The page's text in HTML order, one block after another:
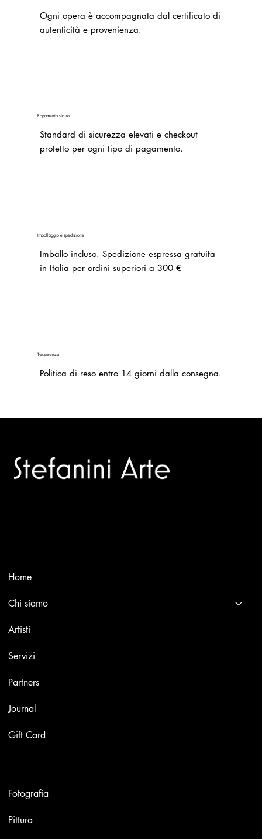
Ogni opera è accompagnata dal certificato di
autenticità e provenienza.
Pagamento sicuro
Standard di sicurezza elevati e checkout
protetto per ogni tipo di pagamento.
Imballaggio e spedizione
Imballo incluso. Spedizione espressa gratuita
in Italia per ordini superiori a 300 €
Trasparenza
Politica di reso entro 14 giorni dalla consegna.
Home
Chi siamo
Artisti
Servizi
Partners
Journal
Gift Card
Fotografia
Pittura